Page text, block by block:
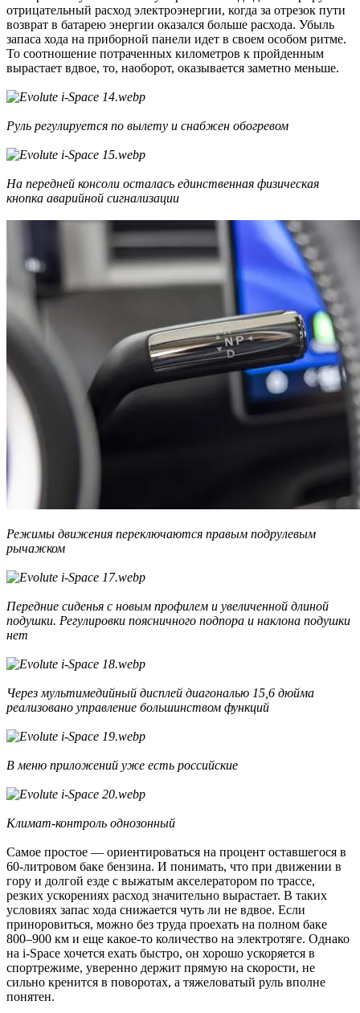
отрицательный расход электроэнергии, когда за отрезок пути
возврат в батарею энергии оказался больше расхода. Убыль
запаса хода на приборной панели идет в своем особом ритме.
То соотношение потраченных километров к пройденным
вырастает вдвое, то, наоборот, оказывается заметно меньше.
Руль регулируется по вылету и снабжен обогревом
На передней консоли осталась единственная физическая
кнопка аварийной сигнализации
Режимы движения переключаются правым подрулевым
рычажком
Передние сиденья с новым профилем и увеличенной длиной
подушки. Регулировки поясничного подпора и наклона подушки
нет
Через мультимедийный дисплей диагональю 15,6 дюйма
реализовано управление большинством функций
В меню приложений уже есть российские
Климат-контроль однозонный
Самое простое — ориентироваться на процент оставшегося в
60-литровом баке бензина. И понимать, что при движении в
гору и долгой езде с выжатым акселератором по трассе,
резких ускорениях расход значительно вырастает. В таких
условиях запас хода снижается чуть ли не вдвое. Если
приноровиться, можно без труда проехать на полном баке
800–900 км и еще какое-то количество на электротяге. Однако
на i-Space хочется ехать быстро, он хорошо ускоряется в
спортрежиме, уверенно держит прямую на скорости, не
сильно кренится в поворотах, а тяжеловатый руль вполне
понятен.